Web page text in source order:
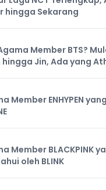
hingga Sekarang
Member BTS?
hingga Jin, Ada yang
Member ENHYPEN
Member BLACKPINK
oleh BLINK